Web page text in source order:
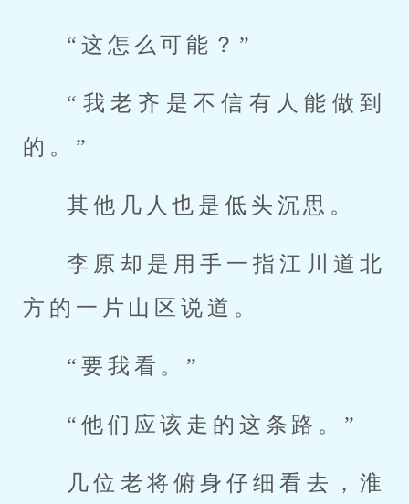
“这怎么可能？”
“我老齐是不信有人能做到
的。”
其他几人也是低头沉思。
李原却是用手一指江川道北
方的一片山区说道。
“要我看。”
“他们应该走的这条路。”
几位老将俯身仔细看去，淮